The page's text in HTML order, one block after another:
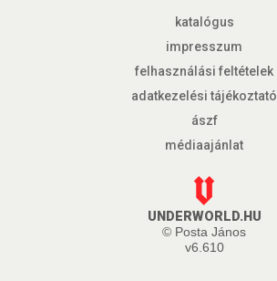
katalógus
impresszum
felhasználási feltételek
adatkezelési tájékoztató
ászf
médiaajánlat
UNDERWORLD.HU
© Posta János
v6.610